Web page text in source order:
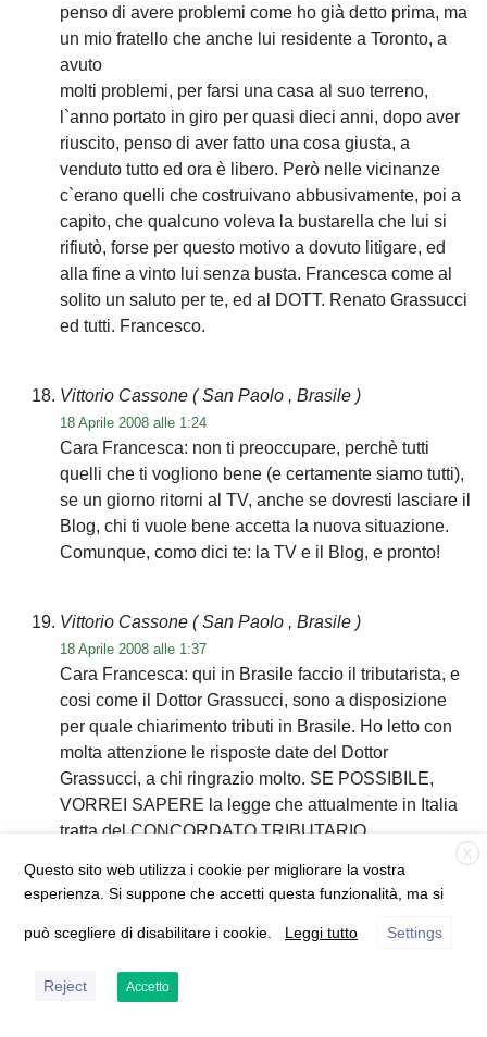
penso di avere problemi come ho già detto prima, ma
un mio fratello che anche lui residente a Toronto, a
avuto
molti problemi, per farsi una casa al suo terreno,
l`anno portato in giro per quasi dieci anni, dopo aver
riuscito, penso di aver fatto una cosa giusta, a
venduto tutto ed ora è libero. Però nelle vicinanze
c`erano quelli che costruivano abbusivamente, poi a
capito, che qualcuno voleva la bustarella che lui si
rifiutò, forse per questo motivo a dovuto litigare, ed
alla fine a vinto lui senza busta. Francesca come al
solito un saluto per te, ed al DOTT. Renato Grassucci
ed tutti. Francesco.
Vittorio Cassone ( San Paolo , Brasile )
18 Aprile 2008 alle 1:24
Cara Francesca: non ti preoccupare, perchè tutti
quelli che ti vogliono bene (e certamente siamo tutti),
se un giorno ritorni al TV, anche se dovresti lasciare il
Blog, chi ti vuole bene accetta la nuova situazione.
Comunque, como dici te: la TV e il Blog, e pronto!
Vittorio Cassone ( San Paolo , Brasile )
18 Aprile 2008 alle 1:37
Cara Francesca: qui in Brasile faccio il tributarista, e
cosi come il Dottor Grassucci, sono a disposizione
per quale chiarimento tributi in Brasile. Ho letto con
molta attenzione le risposte date del Dottor
Grassucci, a chi ringrazio molto. SE POSSIBILE,
VORREI SAPERE la legge che attualmente in Italia
tratta del CONCORDATO TRIBUTARIO.
POSITANO RECORDS( AGEROLA - NAPOLI ,
ITALIA )
Saluto Francesca, il DR e tutti i frequentatori del blog.
Riguardo alle notifiche, fiscali e non, da sempre sono
X
Questo sito web utilizza i cookie per migliorare la vostra
esperienza. Si suppone che accetti questa funzionalità, ma si
può scegliere di disabilitare i cookie. Leggi tutto Settings
Reject Accetto